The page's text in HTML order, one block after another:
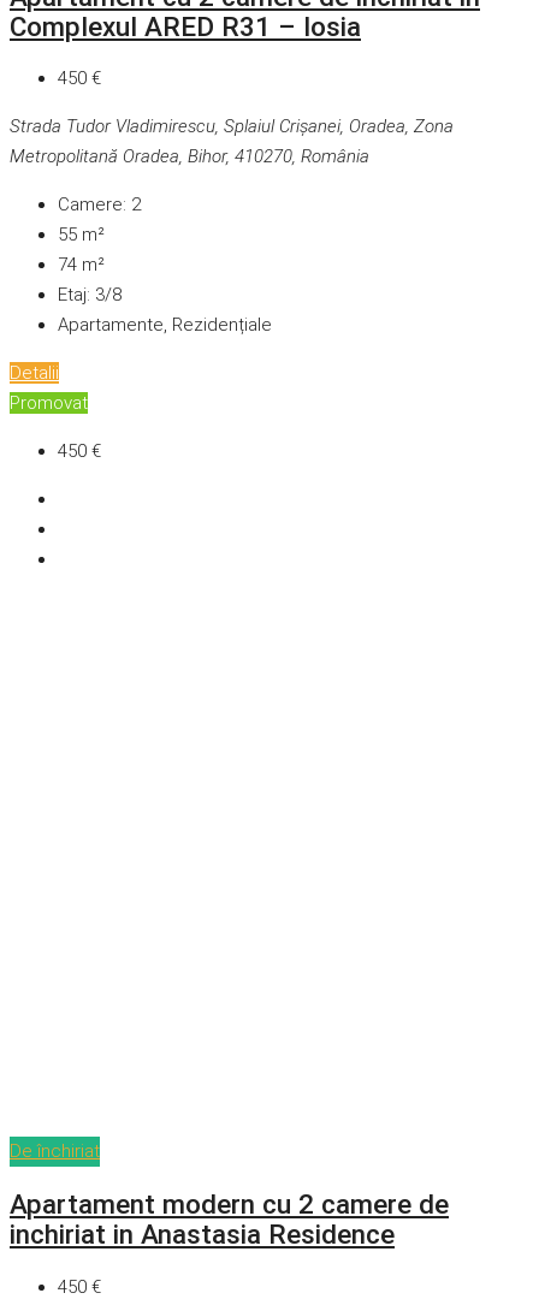
Complexul ARED R31 – Iosia
450 €
Strada Tudor Vladimirescu, Splaiul Crișanei, Oradea, Zona
Metropolitană Oradea, Bihor, 410270, România
Camere: 2
55 m²
74 m²
Etaj: 3/8
Apartamente, Rezidențiale
Detalii
Promovat
450 €
De închiriat
Apartament modern cu 2 camere de
inchiriat in Anastasia Residence
450 €